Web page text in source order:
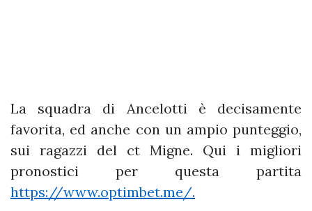
La squadra di Ancelotti è decisamente
favorita, ed anche con un ampio punteggio,
sui ragazzi del ct Migne. Qui i migliori
pronostici per questa partita
https://www.optimbet.me/.